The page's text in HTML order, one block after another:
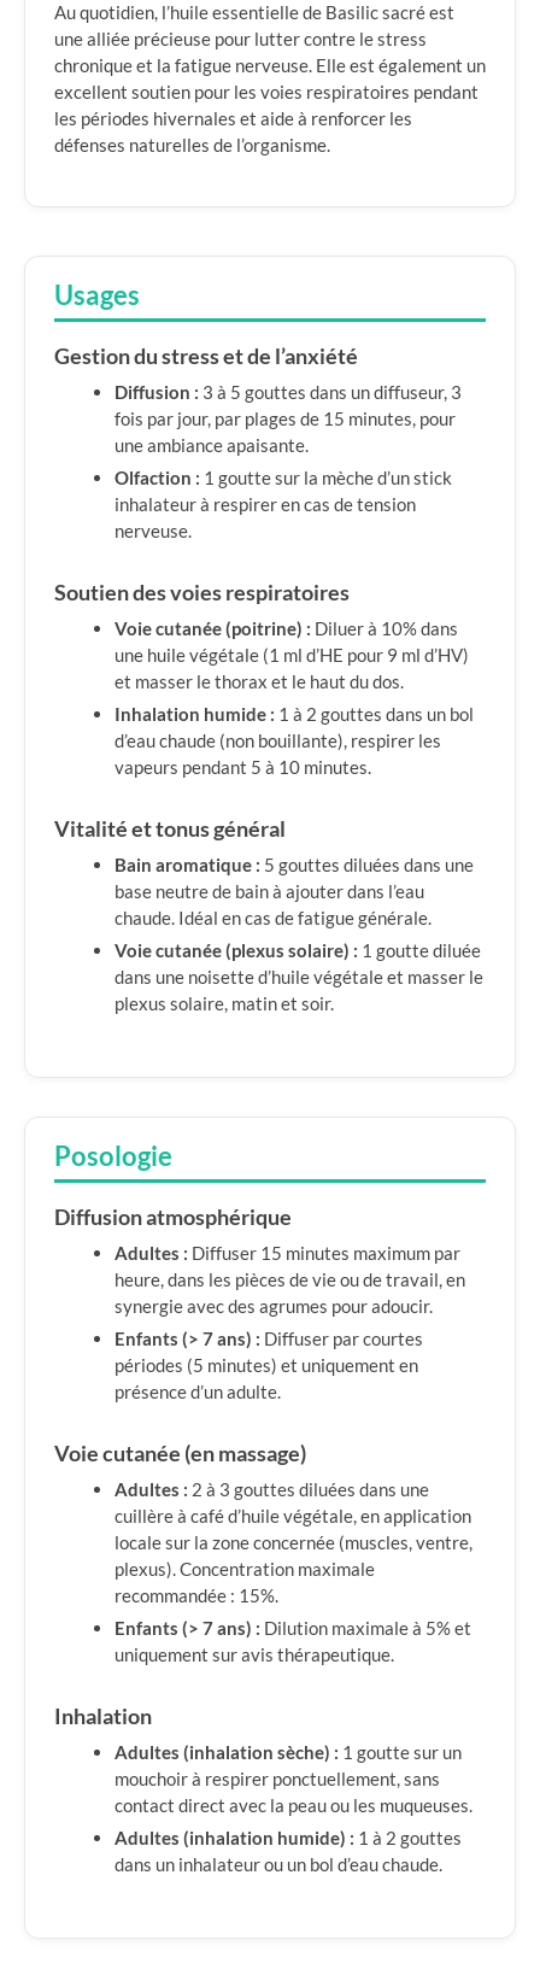
Au quotidien, l’huile essentielle de Basilic sacré est
une alliée précieuse pour lutter contre le stress
chronique et la fatigue nerveuse. Elle est également un
excellent soutien pour les voies respiratoires pendant
les périodes hivernales et aide à renforcer les
défenses naturelles de l’organisme.
Usages
Gestion du stress et de l’anxiété
Diffusion : 3 à 5 gouttes dans un diffuseur, 3
fois par jour, par plages de 15 minutes, pour
une ambiance apaisante.
Olfaction : 1 goutte sur la mèche d’un stick
inhalateur à respirer en cas de tension
nerveuse.
Soutien des voies respiratoires
Voie cutanée (poitrine) : Diluer à 10% dans
une huile végétale (1 ml d’HE pour 9 ml d’HV)
et masser le thorax et le haut du dos.
Inhalation humide : 1 à 2 gouttes dans un bol
d’eau chaude (non bouillante), respirer les
vapeurs pendant 5 à 10 minutes.
Vitalité et tonus général
Bain aromatique : 5 gouttes diluées dans une
base neutre de bain à ajouter dans l’eau
chaude. Idéal en cas de fatigue générale.
Voie cutanée (plexus solaire) : 1 goutte diluée
dans une noisette d’huile végétale et masser le
plexus solaire, matin et soir.
Posologie
Diffusion atmosphérique
Adultes : Diffuser 15 minutes maximum par
heure, dans les pièces de vie ou de travail, en
synergie avec des agrumes pour adoucir.
Enfants (> 7 ans) : Diffuser par courtes
périodes (5 minutes) et uniquement en
présence d’un adulte.
Voie cutanée (en massage)
Adultes : 2 à 3 gouttes diluées dans une
cuillère à café d’huile végétale, en application
locale sur la zone concernée (muscles, ventre,
plexus). Concentration maximale
recommandée : 15%.
Enfants (> 7 ans) : Dilution maximale à 5% et
uniquement sur avis thérapeutique.
Inhalation
Adultes (inhalation sèche) : 1 goutte sur un
mouchoir à respirer ponctuellement, sans
contact direct avec la peau ou les muqueuses.
Adultes (inhalation humide) : 1 à 2 gouttes
dans un inhalateur ou un bol d’eau chaude.